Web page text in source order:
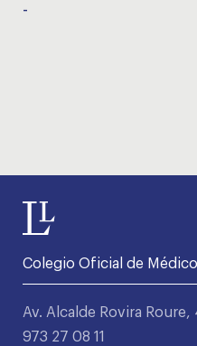
-
Colegio Oficial de
Av. Alcalde Rovira
973 27 08 11